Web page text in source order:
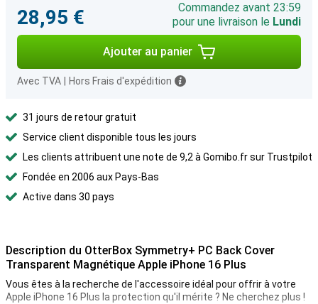
28,95 €
Commandez avant 23:59
pour une livraison le Lundi
Ajouter au panier
Avec TVA Hors Frais d'expédition
31 jours de retour gratuit
Service client disponible tous les jours
Les clients attribuent une note de 9,2 à Gomibo.fr sur Trustpilot
Fondée en 2006 aux Pays-Bas
Active dans 30 pays
Description du OtterBox Symmetry+ PC Back Cover
Transparent Magnétique Apple iPhone 16 Plus
Vous êtes à la recherche de l'accessoire idéal pour offrir à votre
Apple iPhone 16 Plus la protection qu'il mérite ? Ne cherchez plus !